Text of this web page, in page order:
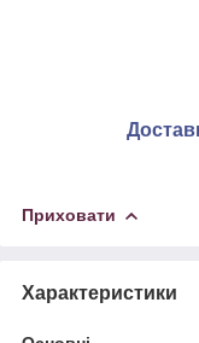
Приховати
Характеристики